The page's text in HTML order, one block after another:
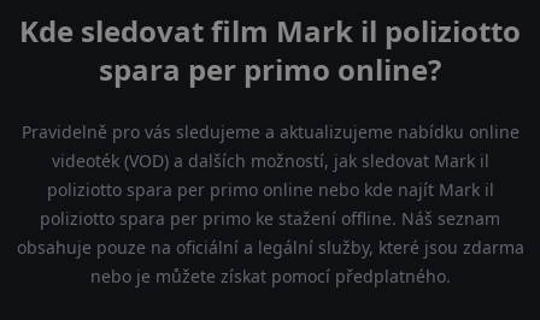
Kde sledovat film Mark il poliziotto
spara per primo online?
Pravidelně pro vás sledujeme a aktualizujeme nabídku online
videoték (VOD) a dalších možností, jak sledovat Mark il
poliziotto spara per primo online nebo kde najít Mark il
poliziotto spara per primo ke stažení offline. Náš seznam
obsahuje pouze na oficiální a legální služby, které jsou zdarma
nebo je můžete získat pomocí předplatného.